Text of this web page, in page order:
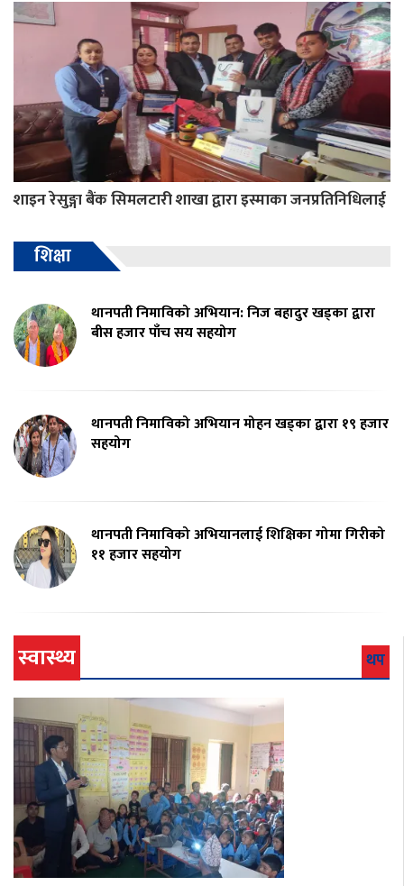
शाइन रेसुङ्गा बैंक सिमलटारी शाखा द्वारा इस्माका जनप्रतिनिधिलाई
शिक्षा
थानपती निमाविको अभियान: निज बहादुर खड्का द्वारा
बीस हजार पाँच सय सहयोग
थानपती निमाविको अभियान मोहन खड्का द्वारा १९ हजार
सहयोग
थानपती निमाविको अभियानलाई शिक्षिका गोमा गिरीको
११ हजार सहयोग
स्वास्थ्य थप